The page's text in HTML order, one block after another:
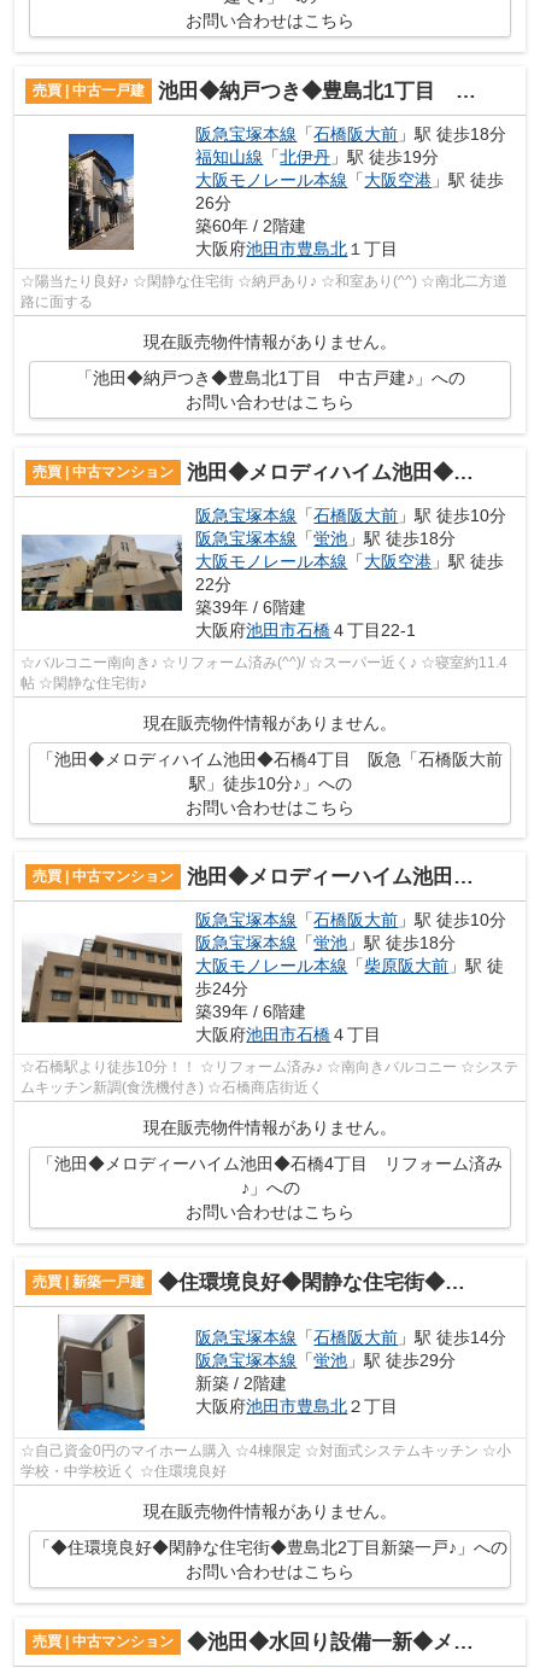
お問い合わせはこちら
売買 | 中古一戸建 池田◆納戸つき◆豊島北1丁目 中古戸建♪
阪急宝塚本線 「石橋阪大前 」駅 徒歩18分
福知山線 「北伊丹 」駅 徒歩19分
大阪モノレール本線 「大阪空港 」駅 徒歩
26分
築60年 / 2階建
大阪府池田市豊島北 １丁目
☆陽当たり良好♪ ☆閑静な住宅街 ☆納戸あり♪ ☆和室あり(^^) ☆南北二方道
路に面する
現在販売物件情報がありません。
「池田◆納戸つき◆豊島北1丁目 中古戸建♪」への
お問い合わせはこちら
売買 | 中古マンション 池田◆メロディハイム池田◆石橋4丁目 阪急「石橋阪大前駅」徒歩10分♪
阪急宝塚本線 「石橋阪大前 」駅 徒歩10分
阪急宝塚本線 「蛍池 」駅 徒歩18分
大阪モノレール本線 「大阪空港 」駅 徒歩
22分
築39年 / 6階建
大阪府池田市石橋４丁目22-1
☆バルコニー南向き♪ ☆リフォーム済み(^^)/ ☆スーパー近く♪ ☆寝室約11.4
帖 ☆閑静な住宅街♪
現在販売物件情報がありません。
「池田◆メロディハイム池田◆石橋4丁目 阪急「石橋阪大前
駅」徒歩10分♪」への
お問い合わせはこちら
売買 | 中古マンション 池田◆メロディーハイム池田◆石橋4丁目 リフォーム済み♪
阪急宝塚本線 「石橋阪大前 」駅 徒歩10分
阪急宝塚本線 「蛍池 」駅 徒歩18分
大阪モノレール本線 「柴原阪大前 」駅 徒
歩24分
築39年 / 6階建
大阪府池田市石橋４丁目
☆石橋駅より徒歩10分！！ ☆リフォーム済み♪ ☆南向きバルコニー ☆システ
ムキッチン新調(食洗機付き) ☆石橋商店街近く
現在販売物件情報がありません。
「池田◆メロディーハイム池田◆石橋4丁目 リフォーム済み
♪」への
お問い合わせはこちら
売買 | 新築一戸建 ◆住環境良好◆閑静な住宅街◆豊島北2丁目新築一戸♪
阪急宝塚本線 「石橋阪大前 」駅 徒歩14分
阪急宝塚本線 「蛍池 」駅 徒歩29分
新築 / 2階建
大阪府池田市豊島北２丁目
☆自己資金0円のマイホーム購入 ☆4棟限定 ☆対面式システムキッチン ☆小
学校・中学校近く ☆住環境良好
現在販売物件情報がありません。
「◆住環境良好◆閑静な住宅街◆豊島北2丁目新築一戸♪」への
お問い合わせはこちら
売買 | 中古マンション ◆池田◆水回り設備一新◆メロディーハイム池田♪